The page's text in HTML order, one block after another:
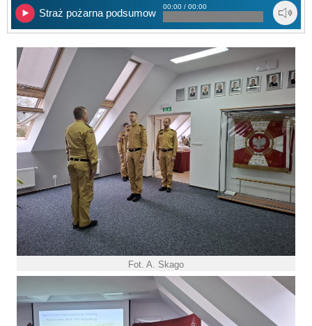
Straż pożarna podsumowała rok
00:00 / 00:00
Fot. A. Skago